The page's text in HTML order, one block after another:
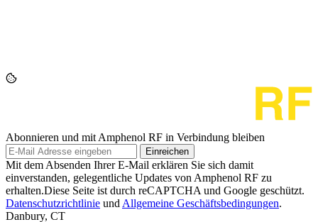
Abonnieren und mit Amphenol RF in Verbindung bleiben
Einreichen
Mit dem Absenden Ihrer E-Mail erklären Sie sich damit
einverstanden, gelegentliche Updates von Amphenol RF zu
erhalten.Diese Seite ist durch reCAPTCHA und Google geschützt.
Datenschutzrichtlinie und Allgemeine Geschäftsbedingungen.
Danbury, CT